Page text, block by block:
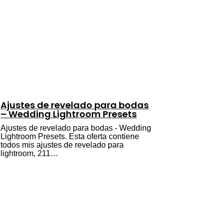
Ajustes de revelado para bodas
– Wedding Lightroom Presets
Ajustes de revelado para bodas - Wedding
Lightroom Presets. Esta oferta contiene
todos mis ajustes de revelado para
lightroom, 211…